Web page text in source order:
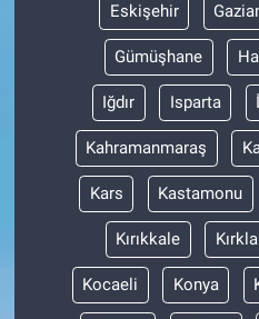
Eskişehir
Gümüşhane
Iğdır Isparta
Kahramanmaraş
Kars Kastamonu
Kırıkkale
Kocaeli Konya